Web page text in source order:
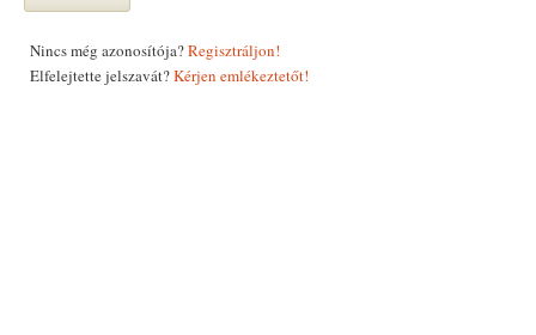
Nincs még azonosítója?Regisztráljon!
Elfelejtette jelszavát?Kérjen emlékeztetőt!